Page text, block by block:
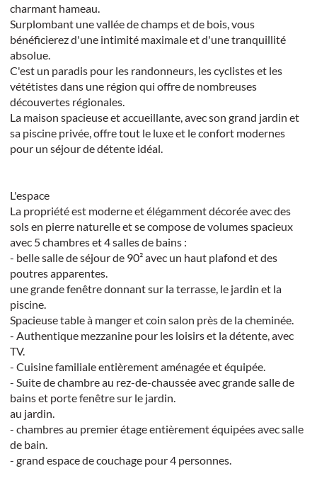
charmant hameau.
Surplombant une vallée de champs et de bois, vous
bénéficierez d'une intimité maximale et d'une tranquillité
absolue.
C'est un paradis pour les randonneurs, les cyclistes et les
vététistes dans une région qui offre de nombreuses
découvertes régionales.
La maison spacieuse et accueillante, avec son grand jardin et
sa piscine privée, offre tout le luxe et le confort modernes
pour un séjour de détente idéal.
L'espace
La propriété est moderne et élégamment décorée avec des
sols en pierre naturelle et se compose de volumes spacieux
avec 5 chambres et 4 salles de bains :
- belle salle de séjour de 90² avec un haut plafond et des
poutres apparentes.
une grande fenêtre donnant sur la terrasse, le jardin et la
piscine.
Spacieuse table à manger et coin salon près de la cheminée.
- Authentique mezzanine pour les loisirs et la détente, avec
TV.
- Cuisine familiale entièrement aménagée et équipée.
- Suite de chambre au rez-de-chaussée avec grande salle de
bains et porte fenêtre sur le jardin.
au jardin.
- chambres au premier étage entièrement équipées avec salle
de bain.
- grand espace de couchage pour 4 personnes.